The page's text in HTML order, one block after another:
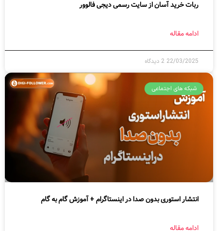
ربات خرید آسان از سایت رسمی دیجی فالوور
ادامه مقاله
22/03/2025 2 دیدگاه
شبکه های اجتماعی
انتشار استوری بدون صدا در اینستاگرام + آموزش گام به گام
ادامه مقاله